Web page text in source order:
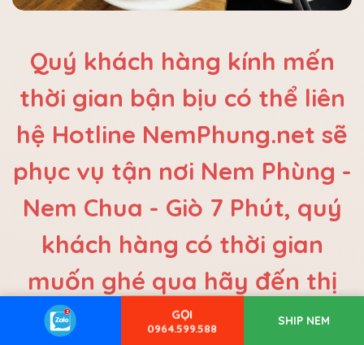
Quý khách hàng kính mến
thời gian bận bịu có thể liên
hệ Hotline NemPhung.net sẽ
phục vụ tận nơi Nem Phùng -
Nem Chua - Giò 7 Phút, quý
khách hàng có thời gian
muốn ghé qua hãy đến thị
trấn Phùng Đan Phượng Hà
GỌI
0964.599.588
SHIP NEM